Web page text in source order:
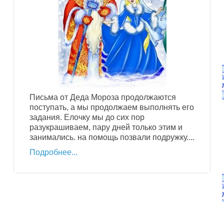
Письма от Деда Мороза продолжаются
поступать, а мы продолжаем выполнять его
задания. Елочку мы до сих пор
разукрашиваем, пару дней только этим и
занимались. на помощь позвали подружку....
Подробнее